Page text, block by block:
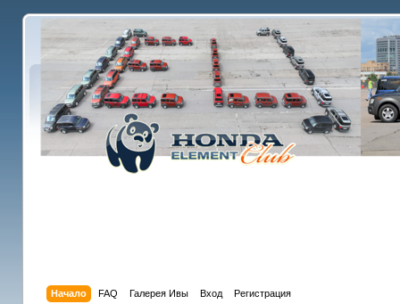
Начало FAQ Галерея Ивы Вход Регистрация